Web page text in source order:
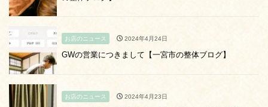
お店のニュース 2024年4月24日
GWの営業につきまして【一宮市の整体ブログ】
お店のニュース 2024年4月23日